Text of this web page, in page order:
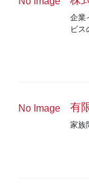
企業
ビス
No Image 有
家族